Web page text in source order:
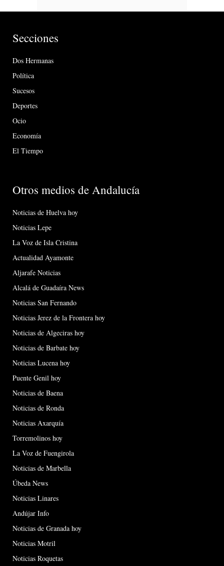
Secciones
Dos Hermanas
Política
Sucesos
Deportes
Ocio
Economía
El Tiempo
Otros medios de Andalucía
Noticias de Huelva hoy
Noticias Lepe
La Voz de Isla Cristina
Actualidad Ayamonte
Aljarafe Noticias
Alcalá de Guadaíra News
Noticias San Fernando
Noticias Jerez de la Frontera hoy
Noticias de Algeciras hoy
Noticias de Barbate hoy
Noticias Lucena hoy
Puente Genil hoy
Noticias de Baena
Noticias de Ronda
Noticias Axarquía
Torremolinos hoy
La Voz de Fuengirola
Noticias de Marbella
Úbeda News
Noticias Linares
Andújar Info
Noticias de Granada hoy
Noticias Motril
Noticias Roquetas